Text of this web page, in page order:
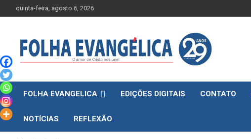
to
quinta-feira, agosto 6, 2026
FOLHA EVANGELICA EDIÇÕES DIGITAIS CONTATO
NOTÍCIAS REFLEXÃO